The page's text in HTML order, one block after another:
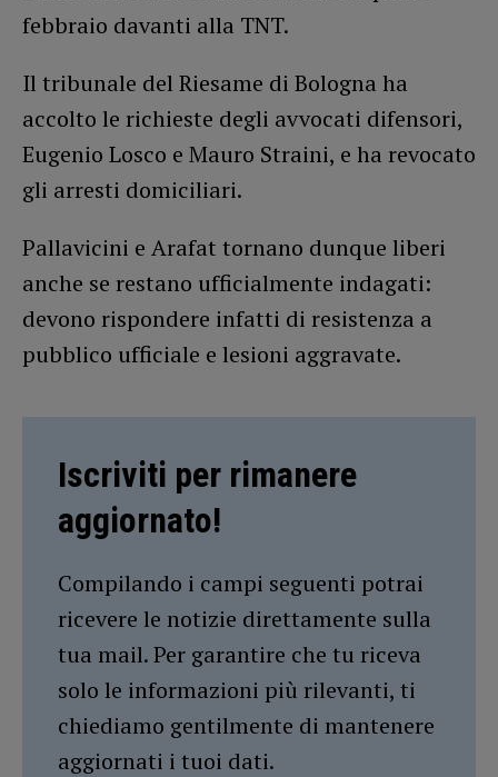
febbraio davanti alla TNT.
Il tribunale del Riesame di Bologna ha
accolto le richieste degli avvocati difensori,
Eugenio Losco e Mauro Straini, e ha revocato
gli arresti domiciliari.
Pallavicini e Arafat tornano dunque liberi
anche se restano ufficialmente indagati:
devono rispondere infatti di resistenza a
pubblico ufficiale e lesioni aggravate.
Iscriviti per rimanere
aggiornato!
Compilando i campi seguenti potrai
ricevere le notizie direttamente sulla
tua mail. Per garantire che tu riceva
solo le informazioni più rilevanti, ti
chiediamo gentilmente di mantenere
aggiornati i tuoi dati.